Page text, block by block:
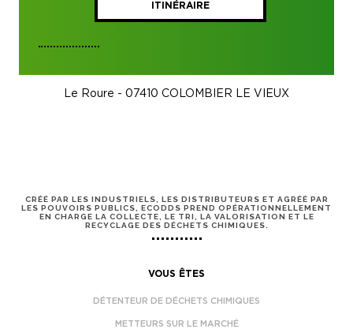
ITINÉRAIRE
Le Roure - 07410 COLOMBIER LE VIEUX
CRÉÉ PAR LES INDUSTRIELS, LES DISTRIBUTEURS ET AGRÉÉ PAR
LES POUVOIRS PUBLICS, ECODDS PREND OPÉRATIONNELLEMENT
EN CHARGE LA COLLECTE, LE TRI, LA VALORISATION ET LE
RECYCLAGE DES DÉCHETS CHIMIQUES.
VOUS ÊTES
DÉTENTEUR DE DÉCHETS CHIMIQUES
METTEURS SUR LE MARCHÉ